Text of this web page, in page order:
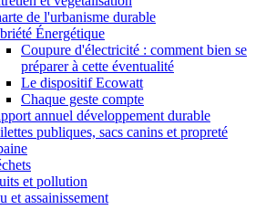
de l'urbanisme durable
Énergétique
Coupure d'électricité : comment bien se
préparer à cette éventualité
Le dispositif Ecowatt
Chaque geste compte
annuel développement durable
publiques, sacs canins et propreté
et pollution
et assainissement